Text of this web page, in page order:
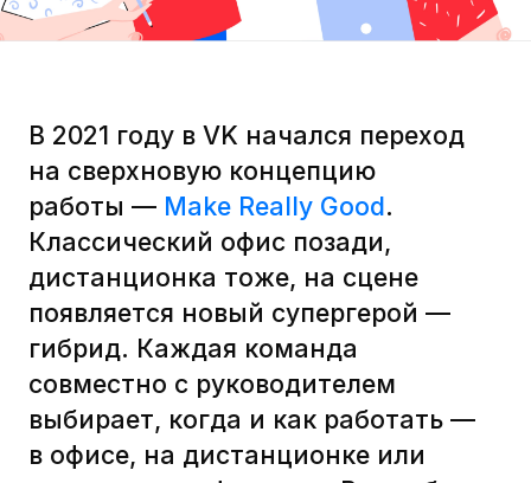
на сверхновую концепцию
работы —Make Really Good.
появляется новый супергерой —
гибрид. Каждая команда
совместно с руководителем
выбирает, когда и как работать —
в офисе, на дистанционке или
в смешанном формате. Все рабочие
пространства перестраиваются под
новую работу: у команд должно
быть всё необходимое, чтобы
из офиса качественно
взаимодействовать
с дистанционными коллегами.